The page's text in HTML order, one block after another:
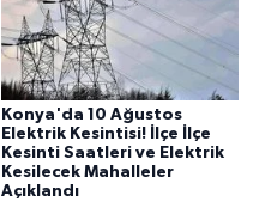
Konya'da 10 Ağustos
Elektrik Kesintisi! İlçe İlçe
Kesinti Saatleri ve Elektrik
Kesilecek Mahalleler
Açıklandı